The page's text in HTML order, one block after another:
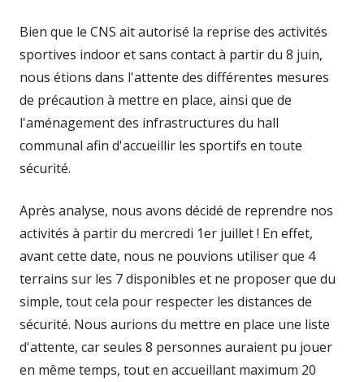
Bien que le CNS ait autorisé la reprise des activités
sportives indoor et sans contact à partir du 8 juin,
nous étions dans l'attente des différentes mesures
de précaution à mettre en place, ainsi que de
l'aménagement des infrastructures du hall
communal afin d'accueillir les sportifs en toute
sécurité.
Après analyse, nous avons décidé de reprendre nos
activités à partir du mercredi 1er juillet ! En effet,
avant cette date, nous ne pouvions utiliser que 4
terrains sur les 7 disponibles et ne proposer que du
simple, tout cela pour respecter les distances de
sécurité. Nous aurions du mettre en place une liste
d'attente, car seules 8 personnes auraient pu jouer
en même temps, tout en accueillant maximum 20